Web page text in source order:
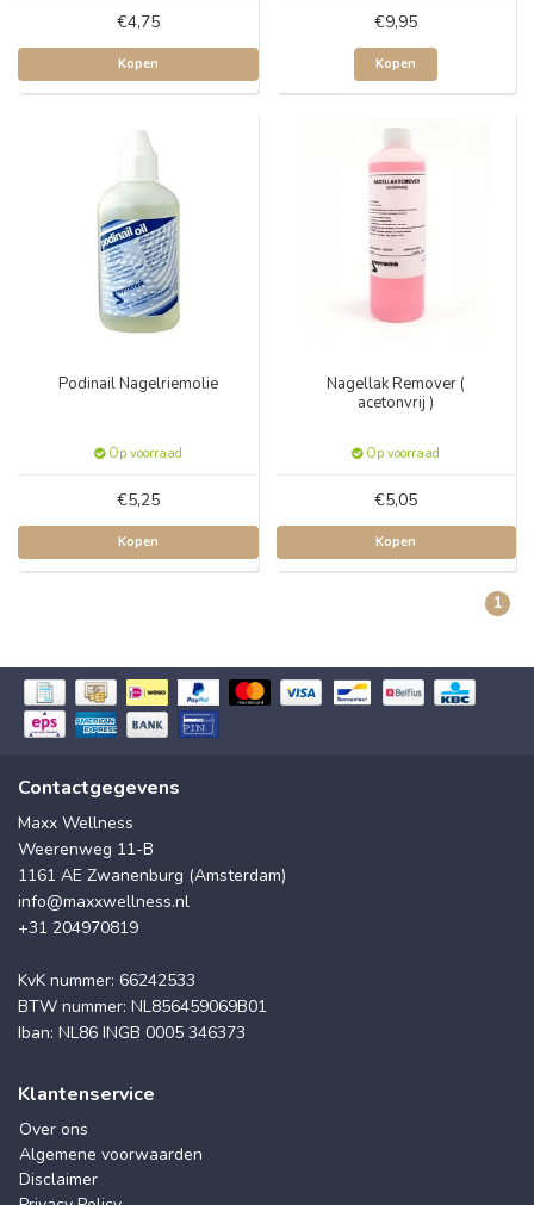
€4,75
Kopen
€9,95
Kopen
Podinail Nagelriemolie
Op voorraad
€5,25
Kopen
Nagellak Remover (
acetonvrij )
Op voorraad
€5,05
Kopen
1
Contactgegevens
Maxx Wellness
Weerenweg 11-B
1161 AE Zwanenburg (Amsterdam)
info@maxxwellness.nl
+31 204970819
KvK nummer: 66242533
BTW nummer: NL856459069B01
Iban: NL86 INGB 0005 346373
Klantenservice
Over ons
Algemene voorwaarden
Disclaimer